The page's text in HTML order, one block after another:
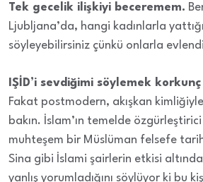
Tek gecelik ilişkiyi beceremem.
Ljubljana’da, hangi kadınlarla
söyleyebilirsiniz çünkü onlarla
IŞİD’i sevdiğimi söylemek
Fakat postmodern, akışkan
bakın. İslam’ın temelde
muhteşem bir Müslüman felsefe
Sina gibi İslami şairlerin etkisi
yanlış yorumladığını söylüyor ki bu